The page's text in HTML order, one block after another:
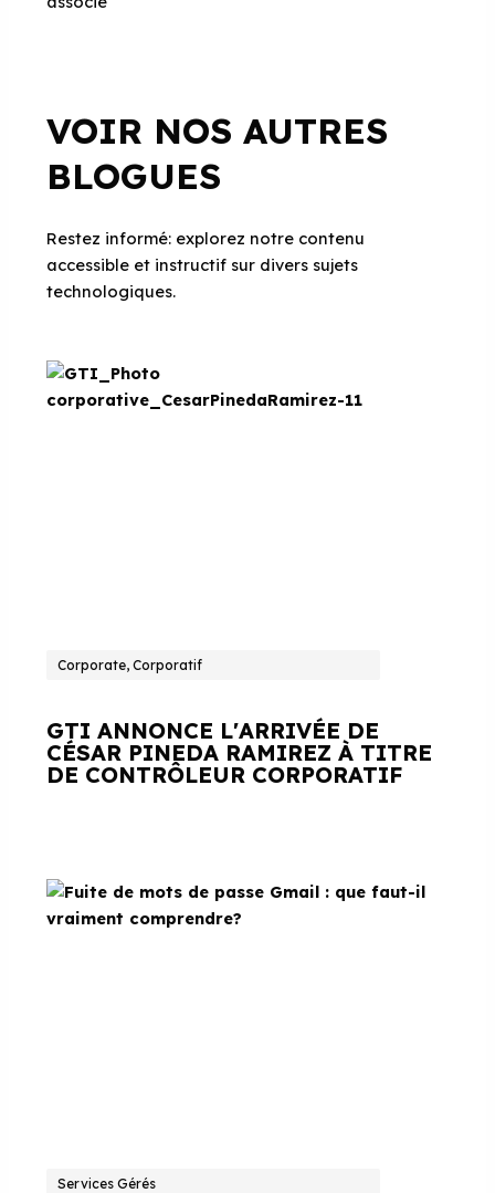
VOIR NOS AUTRES
BLOGUES
Restez informé: explorez notre contenu
accessible et instructif sur divers sujets
technologiques.
Corporate, Corporatif
GTI ANNONCE L'ARRIVÉE DE
CÉSAR PINEDA RAMIREZ À TITRE
DE CONTRÔLEUR CORPORATIF
Services Gérés